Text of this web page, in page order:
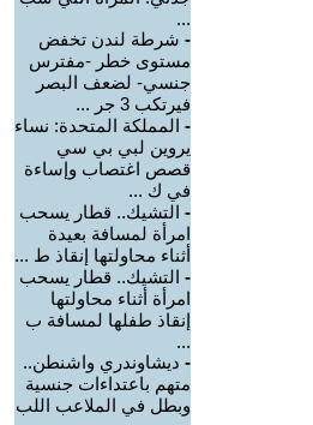
...
- شرطة لندن تخفض
مستوى خطر -مفترس
جنسي- لضعف البصر
فيرتكب 3 جر ...
- المملكة المتحدة: نساء
يروين لبي بي سي
قصص اغتصاب وإساءة
في ك ...
- التشيك.. قطار يسحب
امرأة لمسافة بعيدة
أثناء محاولتها إنقاذ ط ...
- التشيك.. قطار يسحب
امرأة أثناء محاولتها
إنقاذ طفلها لمسافة ب
...
- ديشاوندري واشنطن..
متهم باعتداءات جنسية
وبطل في الملاعب اللب